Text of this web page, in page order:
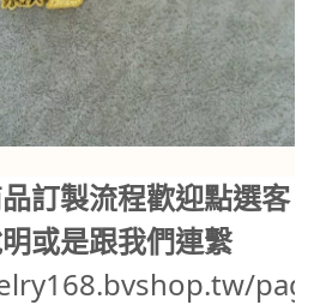
訂製流程歡迎點選客
或是跟我們連繫